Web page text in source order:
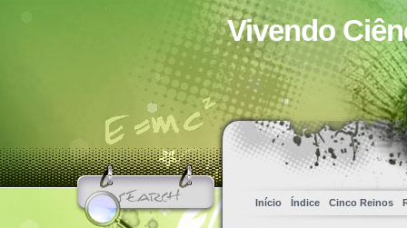
Vivendo
Início Índice Cinco Reinos